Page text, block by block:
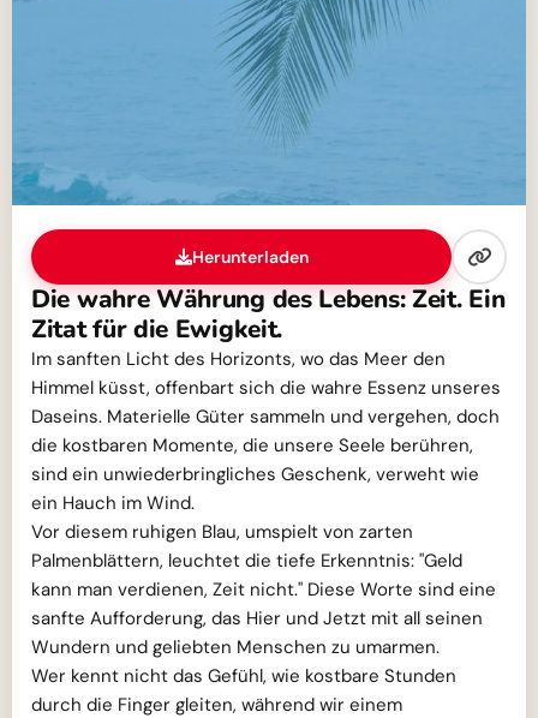
Herunterladen
Die wahre Währung des Lebens: Zeit. Ein
Zitat für die Ewigkeit.
Im sanften Licht des Horizonts, wo das Meer den
Himmel küsst, offenbart sich die wahre Essenz unseres
Daseins. Materielle Güter sammeln und vergehen, doch
die kostbaren Momente, die unsere Seele berühren,
sind ein unwiederbringliches Geschenk, verweht wie
ein Hauch im Wind.
Vor diesem ruhigen Blau, umspielt von zarten
Palmenblättern, leuchtet die tiefe Erkenntnis: "Geld
kann man verdienen, Zeit nicht." Diese Worte sind eine
sanfte Aufforderung, das Hier und Jetzt mit all seinen
Wundern und geliebten Menschen zu umarmen.
Wer kennt nicht das Gefühl, wie kostbare Stunden
durch die Finger gleiten, während wir einem